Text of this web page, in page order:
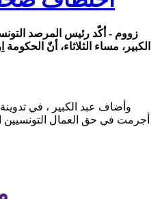
زووم - أكّد رئيس المرصد
الكبير، مساء الثلاثاء، أنّ
وأضاف عبد الكبير ، في
أجرمت في حق العمال التونسيين